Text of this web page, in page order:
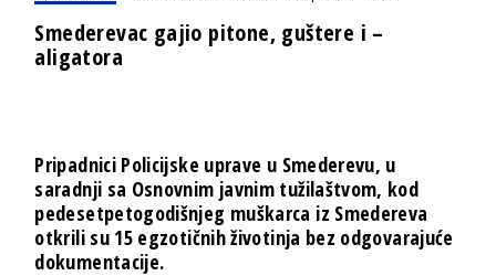
Smederevac gajio pitone, guštere i –
aligatora
Pripadnici Policijske uprave u Smederevu, u
saradnji sa Osnovnim javnim tužilaštvom, kod
pedesetpetogodišnjeg muškarca iz Smedereva
otkrili su 15 egzotičnih životinja bez odgovarajuće
dokumentacije.